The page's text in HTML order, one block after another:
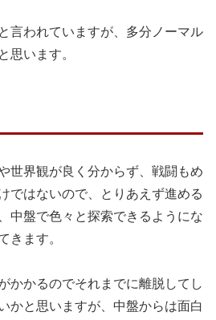
言われていますが、多分ノーマル
思います。
世界観が良く分からず、戦闘もめ
ではないので、とりあえず進める
中盤で色々と探索できるようにな
きます。
かかるのでそれまでに離脱してし
かと思いますが、中盤からは面白